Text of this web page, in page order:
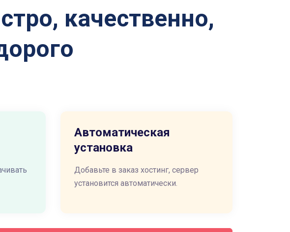
качественно,
Автоматическая
установка
Добавьте в заказ хостинг, сервер
установится автоматически.